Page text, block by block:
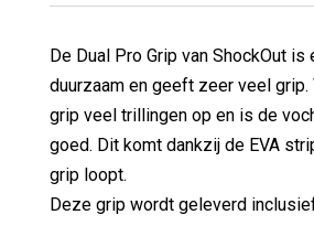
De Dual Pro Grip van ShockOut
duurzaam en geeft zeer veel
grip veel trillingen op en is de
goed. Dit komt dankzij de EVA
grip loopt.
Deze grip wordt geleverd